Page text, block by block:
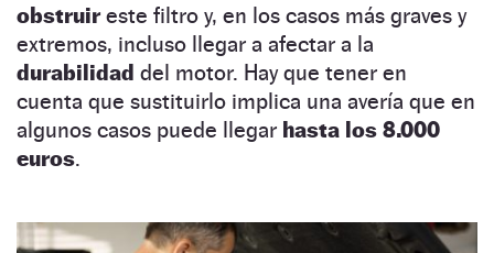
obstruireste filtro y, en los casos más graves y
extremos, incluso llegar a afectar a la
durabilidad del motor. Hay que tener en
cuenta que sustituirlo implica una avería que en
algunos casos puede llegar hasta los 8.000
euros.